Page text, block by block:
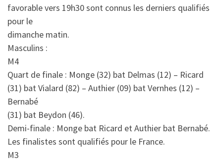
favorable vers 19h30 sont connus les derniers qualifiés
pour le
dimanche matin.
Masculins :
M4
Quart de finale : Monge (32) bat Delmas (12) – Ricard
(31) bat Vialard (82) – Authier (09) bat Vernhes (12) –
Bernabé
(31) bat Beydon (46).
Demi-finale : Monge bat Ricard et Authier bat Bernabé.
Les finalistes sont qualifiés pour le France.
M3